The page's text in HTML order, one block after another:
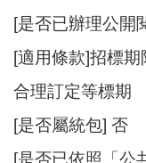
[是否已辦理公開
[適用條款]招標
合理訂定等標期
[是否屬統包] 否
[是否已依照「公